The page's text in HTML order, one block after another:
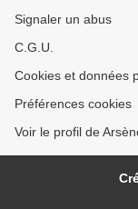
Signaler un abus
C.G.U.
Cookies et données
Préférences cookies
Voir le profil de